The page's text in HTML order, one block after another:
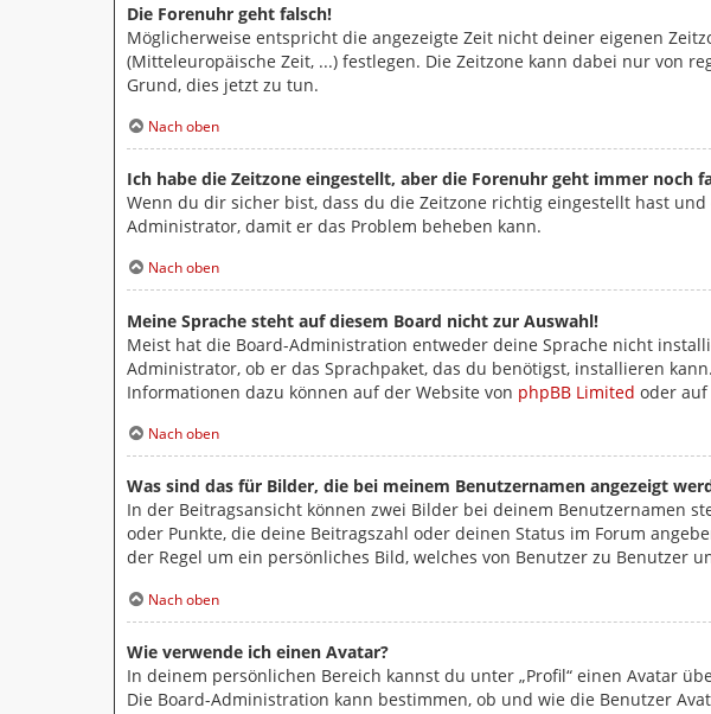
Die Forenuhr geht falsch!
Möglicherweise entspricht die angezeigte Zeit nicht deiner eigenen
(Mitteleuropäische Zeit, ...) festlegen. Die Zeitzone kann dabei nur von
Grund, dies jetzt zu tun.
Nach oben
Ich habe die Zeitzone eingestellt, aber die Forenuhr geht immer noch
Wenn du dir sicher bist, dass du die Zeitzone richtig eingestellt hast
Administrator, damit er das Problem beheben kann.
Nach oben
Meine Sprache steht auf diesem Board nicht zur Auswahl!
Meist hat die Board-Administration entweder deine Sprache nicht
Administrator, ob er das Sprachpaket, das du benötigst, installieren
Informationen dazu können auf der Website von phpBB Limited oder auf
Nach oben
Was sind das für Bilder, die bei meinem Benutzernamen angezeigt
In der Beitragsansicht können zwei Bilder bei deinem Benutzernamen
oder Punkte, die deine Beitragszahl oder deinen Status im Forum
der Regel um ein persönliches Bild, welches von Benutzer zu Benutzer
Nach oben
Wie verwende ich einen Avatar?
In deinem persönlichen Bereich kannst du unter „Profil“ einen Avatar
Die Board-Administration kann bestimmen, ob und wie die Benutzer